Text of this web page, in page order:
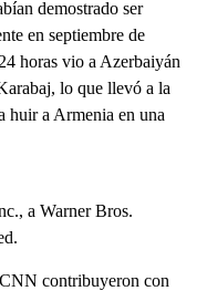
demostrado ser
en septiembre de
horas vio a Azerbaiyán
lo que llevó a la
huir a Armenia en una
a Warner Bros.
contribuyeron con